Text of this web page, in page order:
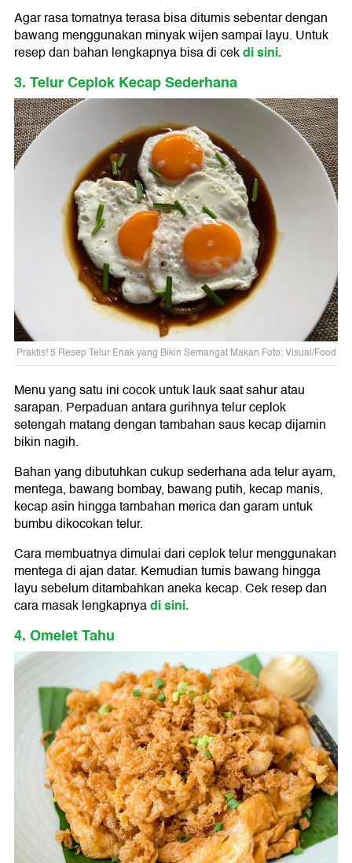
Agar rasa tomatnya terasa bisa ditumis sebentar dengan
bawang menggunakan minyak wijen sampai layu. Untuk
resep dan bahan lengkapnya bisa di cekdi sini.
3. Telur Ceplok Kecap Sederhana
Praktis! 5 Resep Telur Enak yang Bikin Semangat Makan Foto: Visual/Food
Menu yang satu ini cocok untuk lauk saat sahur atau
sarapan. Perpaduan antara gurihnya telur ceplok
setengah matang dengan tambahan saus kecap dijamin
bikin nagih.
Bahan yang dibutuhkan cukup sederhana ada telur ayam,
mentega, bawang bombay, bawang putih, kecap manis,
kecap asin hingga tambahan merica dan garam untuk
bumbu dikocokan telur.
Cara membuatnya dimulai dari ceplok telur menggunakan
mentega di ajan datar. Kemudian tumis bawang hingga
layu sebelum ditambahkan aneka kecap. Cek resep dan
cara masak lengkapnyadi sini.
4. Omelet Tahu